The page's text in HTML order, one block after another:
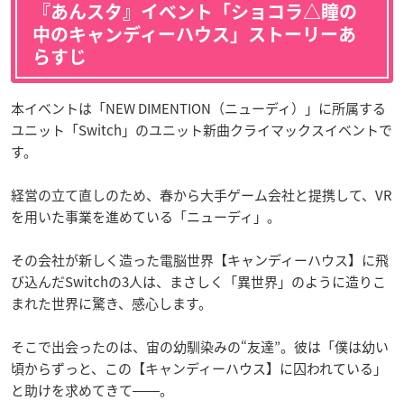
『あんスタ』イベント「ショコラ△瞳の
中のキャンディーハウス」ストーリーあ
らすじ
本イベントは「NEW DIMENTION（ニューディ）」に所属する
ユニット「Switch」のユニット新曲クライマックスイベントで
す。
経営の立て直しのため、春から大手ゲーム会社と提携して、VR
を用いた事業を進めている「ニューディ」。
その会社が新しく造った電脳世界【キャンディーハウス】に飛
び込んだSwitchの3人は、まさしく「異世界」のように造りこ
まれた世界に驚き、感心します。
そこで出会ったのは、宙の幼馴染みの“友達”。彼は「僕は幼い
頃からずっと、この【キャンディーハウス】に囚われている」
と助けを求めてきて――。